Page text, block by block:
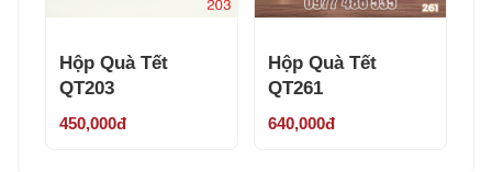
Hộp Quà Tết
QT203
450,000đ
Hộp Quà Tết
QT261
640,000đ